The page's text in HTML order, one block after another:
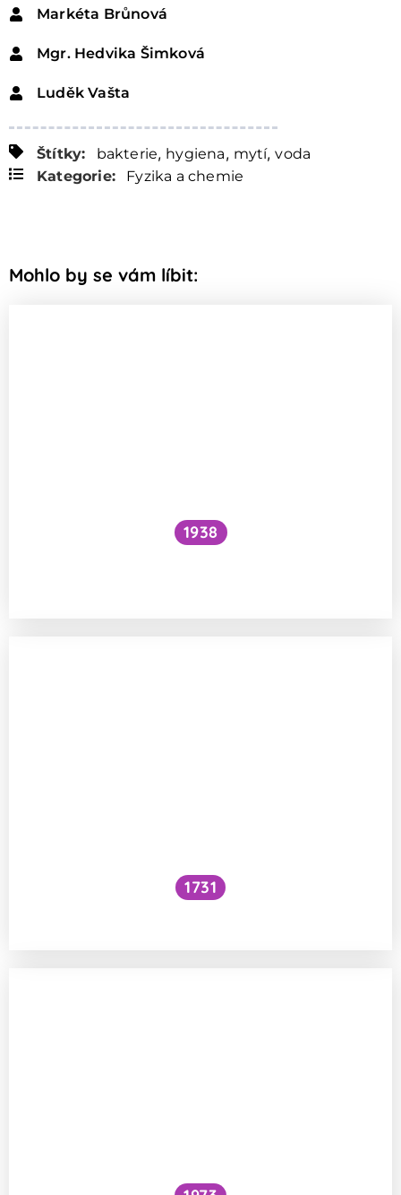
Markéta Brůnová
Mgr. Hedvika Šimková
Luděk Vašta
Štítky: bakterie, hygiena, mytí, voda
Kategorie:
Fyzika a chemie
Mohlo by se vám líbit:
1938
1731